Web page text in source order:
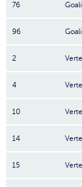
76
96
2
4
10
14
15